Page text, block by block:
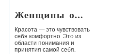
Женщины о...
Красота — это чувствовать
себя комфортно. Это из
области понимания и
принятия самой себя.